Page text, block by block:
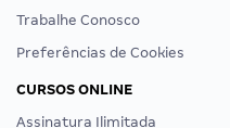
Trabalhe Conosco
Preferências de Cookies
CURSOS ONLINE
Assinatura Ilimitada